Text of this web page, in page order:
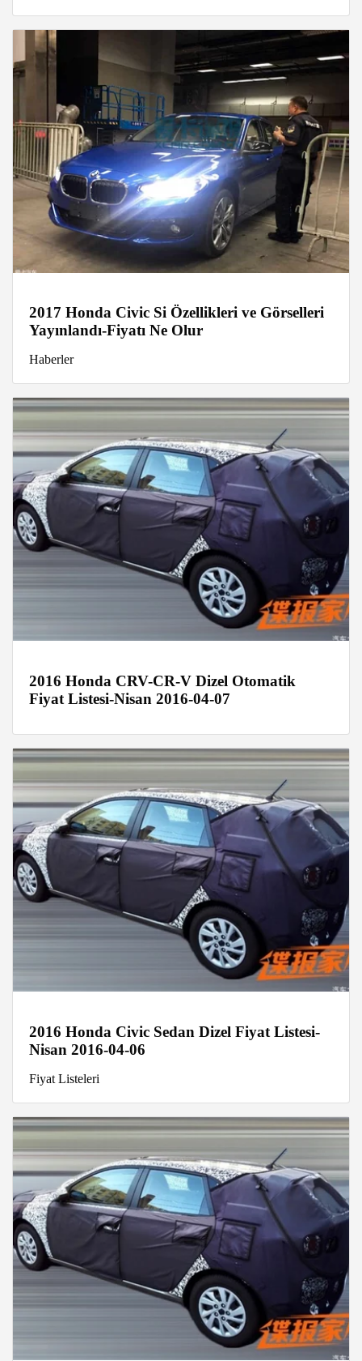
2017 Honda Civic Si Özellikleri ve Görselleri
Yayınlandı-Fiyatı Ne Olur
Haberler
2016 Honda CRV-CR-V Dizel Otomatik
Fiyat Listesi-Nisan 2016-04-07
2016 Honda Civic Sedan Dizel Fiyat Listesi-
Nisan 2016-04-06
Fiyat Listeleri